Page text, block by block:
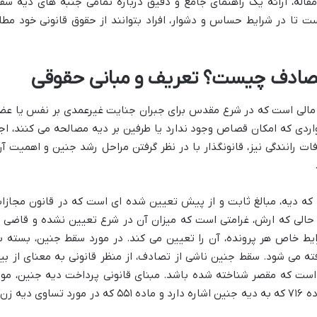
تا در شرایط حساس و دشوار، افراد بتوانند از حقوق قانونی خود
چیست؟ تعریف و مبانی حقوقی
مالی است که در شرع مقدس برای جبران جنایت غیرعمدی بر نفس یا
که امکان قصاص وجود ندارد یا طرفین بر دیه مصالحه می کنند،
نیز، قانونگذار با در نظر گرفتن مراحل رشد جنین و اهمیت
دیه، مبالغ ثابت و از پیش تعیین شده ای است که در قانون
که ارش، غرامتی است که میزان آن در شرع تعیین نشده و قاضی
خاص هر پرونده، آن را تعیین می کند. در مورد سقط جنین، بسته
می شود. سقط جنین ناشی از تصادف، از منظر قانونی به معنای از
که مقصر شناخته شده باشد. مبنای قانونی پرداخت دیه جنین،
مختلفی از قانون مجازات اسلامی، به ویژه ماده ۷۱۶ که به دیه جنین اشاره دارد و ماده ۵۵۱ که در مورد